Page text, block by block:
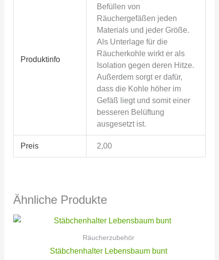
Produktinfo
Befüllen von
Räuchergefäßen jeden
Materials und jeder Größe.
Als Unterlage für die
Räucherkohle wirkt er als
Isolation gegen deren Hitze.
Außerdem sorgt er dafür,
dass die Kohle höher im
Gefäß liegt und somit einer
besseren Belüftung
ausgesetzt ist.
Preis 2,00
Ähnliche Produkte
Räucherzubehör
Stäbchenhalter Lebensbaum bunt